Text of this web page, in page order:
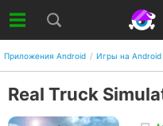
Приложения Android Игры на Android
Real Truck